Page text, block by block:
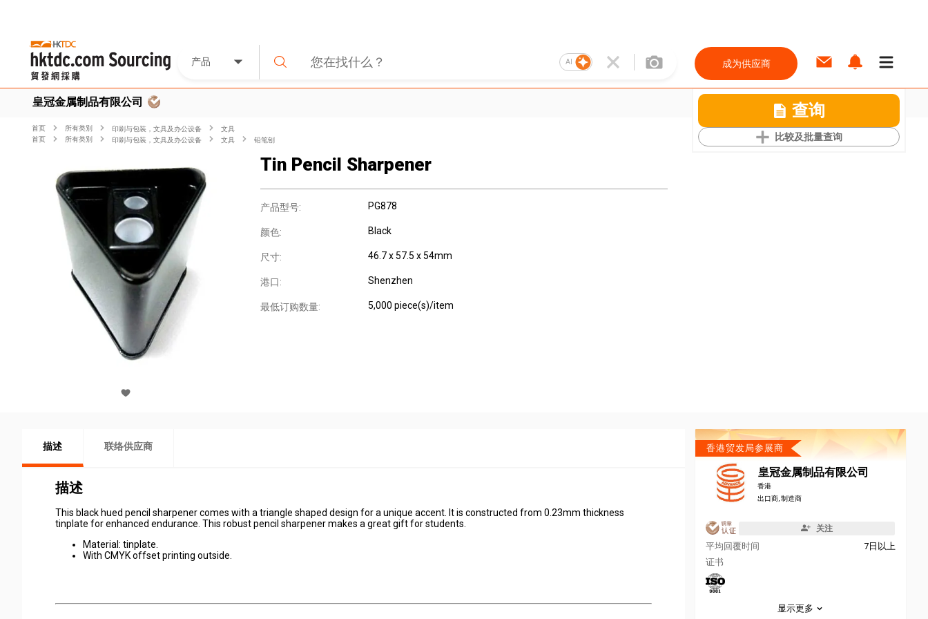
产品 AI 成为供应商
皇冠金属制品有限公司 查询
比较及批量查询
首页 所有类別 印刷与包装，文具及办公设备
文具
首页
所有类別 印刷与包装，文具及办公设备 文具 铅笔刨
Tin Pencil Sharpener
产品型号: PG878
颜色: Black
尺寸: 46.7 x 57.5 x 54mm
港口: Shenzhen
最低订购数量: 5,000 piece(s)/item
描述 联络供应商
描述
This black hued pencil sharpener comes with a triangle shaped design for a unique accent. It is constructed from 0.23mm thickness
tinplate for enhanced endurance. This robust pencil sharpener makes a great gift for students.
Material: tinplate.
With CMYK offset printing outside.
香港贸发局参展商
皇冠金属制品有限公司
香港
出口商, 制造商
关注
平均回覆时间
7日以上
证书
显示更多